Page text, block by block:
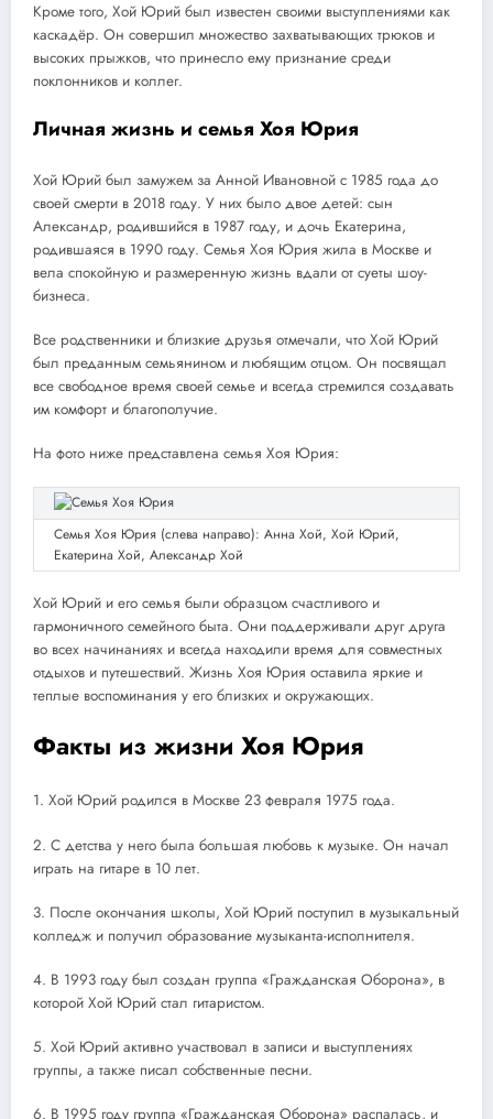
Кроме того, Хой Юрий был известен своими выступлениями как
каскадёр. Он совершил множество захватывающих трюков и
высоких прыжков, что принесло ему признание среди
поклонников и коллег.
Личная жизнь и семья Хоя Юрия
Хой Юрий был замужем за Анной Ивановной с 1985 года до
своей смерти в 2018 году. У них было двое детей: сын
Александр, родившийся в 1987 году, и дочь Екатерина,
родившаяся в 1990 году. Семья Хоя Юрия жила в Москве и
вела спокойную и размеренную жизнь вдали от суеты шоу-
бизнеса.
Все родственники и близкие друзья отмечали, что Хой Юрий
был преданным семьянином и любящим отцом. Он посвящал
все свободное время своей семье и всегда стремился создавать
им комфорт и благополучие.
На фото ниже представлена семья Хоя Юрия:
Семья Хоя Юрия (слева направо): Анна Хой, Хой Юрий,
Екатерина Хой, Александр Хой
Хой Юрий и его семья были образцом счастливого и
гармоничного семейного быта. Они поддерживали друг друга
во всех начинаниях и всегда находили время для совместных
отдыхов и путешествий. Жизнь Хоя Юрия оставила яркие и
теплые воспоминания у его близких и окружающих.
Факты из жизни Хоя Юрия
1. Хой Юрий родился в Москве 23 февраля 1975 года.
2. С детства у него была большая любовь к музыке. Он начал
играть на гитаре в 10 лет.
3. После окончания школы, Хой Юрий поступил в музыкальный
колледж и получил образование музыканта-исполнителя.
4. В 1993 году был создан группа «Гражданская Оборона», в
которой Хой Юрий стал гитаристом.
5. Хой Юрий активно участвовал в записи и выступлениях
группы, а также писал собственные песни.
6. В 1995 году группа «Гражданская Оборона» распалась, и